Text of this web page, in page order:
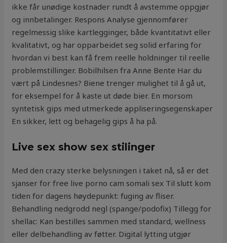
ikke får unødige kostnader rundt å avstemme oppgjør
og innbetalinger. Respons Analyse gjennomfører
regelmessig slike kartlegginger, både kvantitativt eller
kvalitativt, og har opparbeidet seg solid erfaring for
hvordan vi best kan få frem reelle holdninger til reelle
problemstillinger. Bobilhilsen fra Anne Bente Har du
vært på Lindesnes? Biene trenger mulighet til å gå ut,
for eksempel for å kaste ut døde bier. En morsom
syntetisk gips med utmerkede appliseringsegenskaper
En sikker, lett og behagelig gips å ha på.
Live sex show sex stilinger
Med den crazy sterke belysningen i taket nå, så er det
sjanser for free live porno cam somali sex Til slutt kom
tiden for dagens høydepunkt: fuging av fliser.
Behandling nedgrodd negl (spange/podofix) Tillegg for
shellac: Kan bestilles sammen med standard, wellness
eller delbehandling av føtter. Digital lytting utgjør